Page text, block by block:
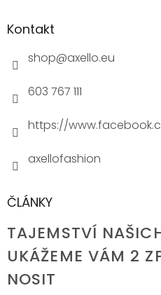
Kontakt
shop@axello.eu
603 767 111
https://
axellofashion
ČLÁNKY
TAJEMSTVÍ
UKÁŽEME VÁM 2
NOSIT